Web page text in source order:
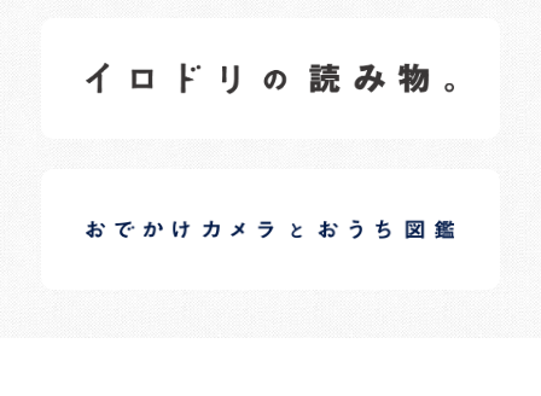
日常の様子など随時更新中です。
日常の様子など随時更新中です。